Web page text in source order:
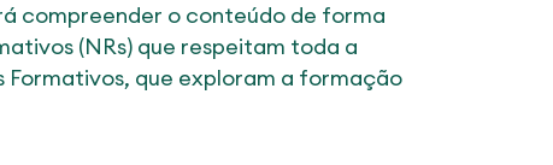
compreender o conteúdo de forma
(NRs) que respeitam toda a
Formativos, que exploram a formação